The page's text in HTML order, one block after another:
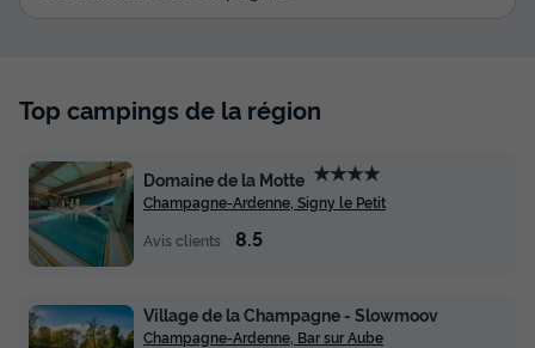
Top campings de la région
Domaine de la Motte ★★★★
Champagne-Ardenne, Signy le Petit
Avis clients
8.5
Village de la Champagne - Slowmoov
Champagne-Ardenne, Bar sur Aube